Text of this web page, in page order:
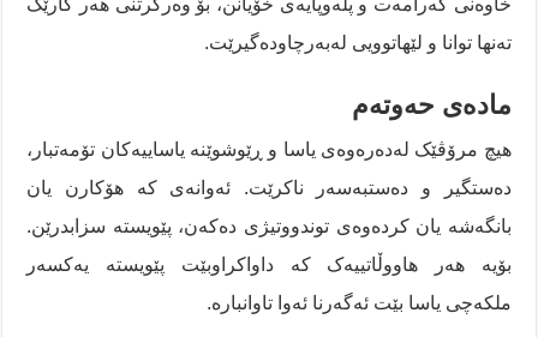
تەنها توانا و لێهاتوویی لەبەرچاودەگیرێت.
مادەی حەوتەم
هیچ مرۆڤێک لەدەرەوەی یاسا و ڕێوشوێنە یاساییەکان تۆمەتبار،
دەستگیر و دەستبەسەر ناکرێت. ئەوانەی کە هۆکارن یان
بانگەشە یان کردەوەی توندووتیژی دەکەن، پێویستە سزابدرێن.
بۆیە هەر هاووڵاتییەک کە داواکراوبێت پێویستە یەکسەر
ملکەچی یاسا بێت ئەگەرنا ئەوا تاوانبارە.